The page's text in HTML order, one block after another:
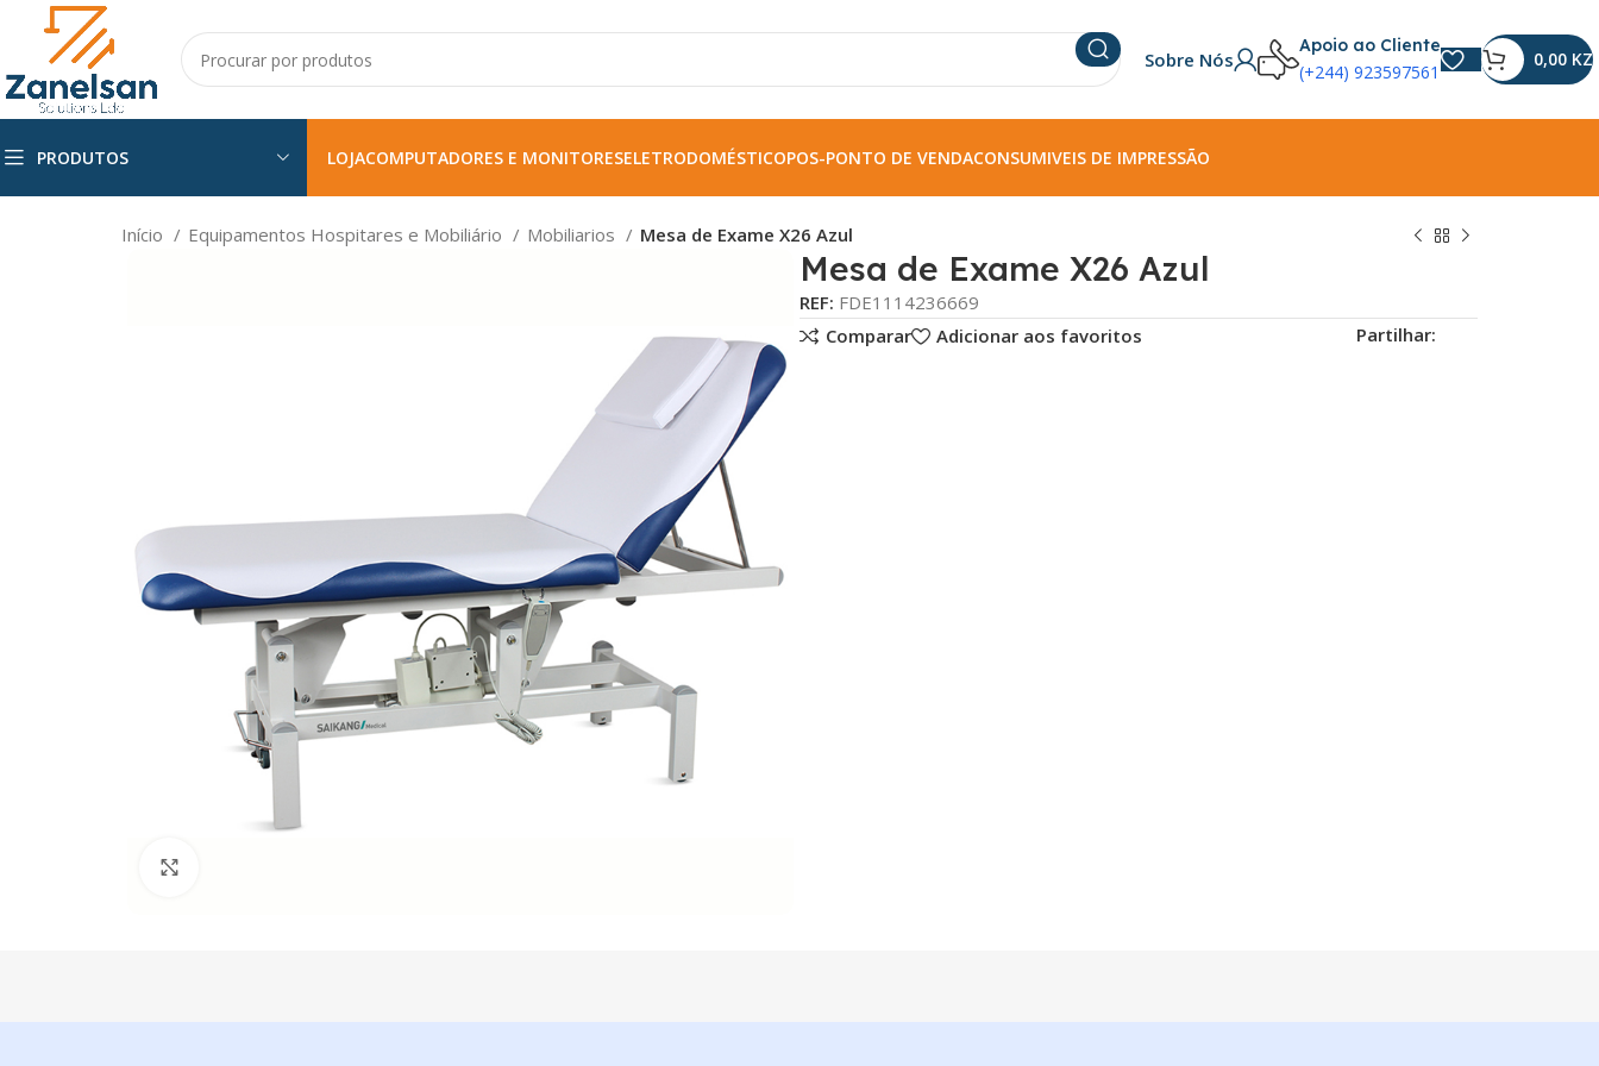
Sobre Nós
Apoio ao Cliente
(+244) 923597561
0,00 KZ
PRODUTOS LOJACOMPUTADORES E MONITORESELETRODOMÉSTICOPOS-PONTO DE VENDACONSUMIVEIS DE IMPRESSÃO
Início Equipamentos Hospitares e Mobiliário Mobiliarios Mesa de Exame X26 Azul
Mesa de Exame X26 Azul
REF: FDE1114236669
Comparar
Adicionar aos favoritos Partilhar: